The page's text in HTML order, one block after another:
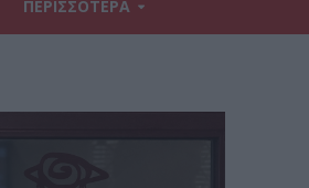
ΠΕΡΙΣΣΟΤΕΡΑ